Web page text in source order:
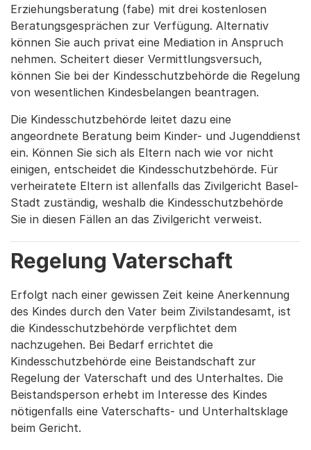
Erziehungsberatung (fabe) mit drei kostenlosen
Beratungsgesprächen zur Verfügung. Alternativ
können Sie auch privat eine Mediation in Anspruch
nehmen. Scheitert dieser Vermittlungsversuch,
können Sie bei der Kindesschutzbehörde die Regelung
von wesentlichen Kindesbelangen beantragen.
Die Kindesschutzbehörde leitet dazu eine
angeordnete Beratung beim Kinder- und Jugenddienst
ein. Können Sie sich als Eltern nach wie vor nicht
einigen, entscheidet die Kindesschutzbehörde. Für
verheiratete Eltern ist allenfalls das Zivilgericht Basel-
Stadt zuständig, weshalb die Kindesschutzbehörde
Sie in diesen Fällen an das Zivilgericht verweist.
Regelung Vaterschaft
Erfolgt nach einer gewissen Zeit keine Anerkennung
des Kindes durch den Vater beim Zivilstandesamt, ist
die Kindesschutzbehörde verpflichtet dem
nachzugehen. Bei Bedarf errichtet die
Kindesschutzbehörde eine Beistandschaft zur
Regelung der Vaterschaft und des Unterhaltes. Die
Beistandsperson erhebt im Interesse des Kindes
nötigenfalls eine Vaterschafts- und Unterhaltsklage
beim Gericht.